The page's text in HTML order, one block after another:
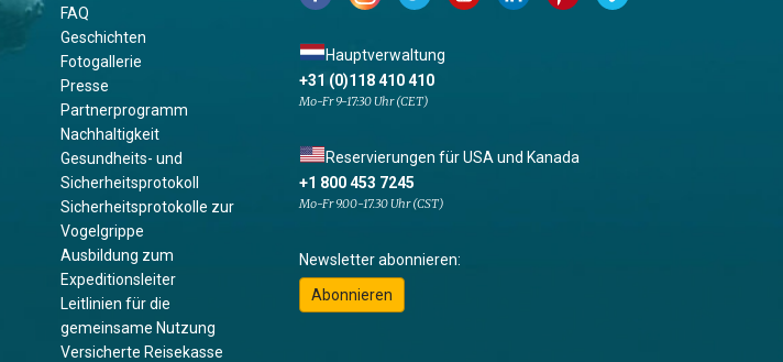
FAQ
Geschichten
Fotogallerie
Presse
Partnerprogramm
Nachhaltigkeit
Gesundheits- und
Sicherheitsprotokoll
Sicherheitsprotokolle zur
Vogelgrippe
Ausbildung zum
Expeditionsleiter
Leitlinien für die
gemeinsame Nutzung
Versicherte Reisekasse
Hauptverwaltung
+31 (0)118 410 410
Mo-Fr 9-17:30 Uhr (CET)
Reservierungen für USA und Kanada
+1 800 453 7245
Mo-Fr 9.00-17.30 Uhr (CST)
Newsletter abonnieren:
Abonnieren